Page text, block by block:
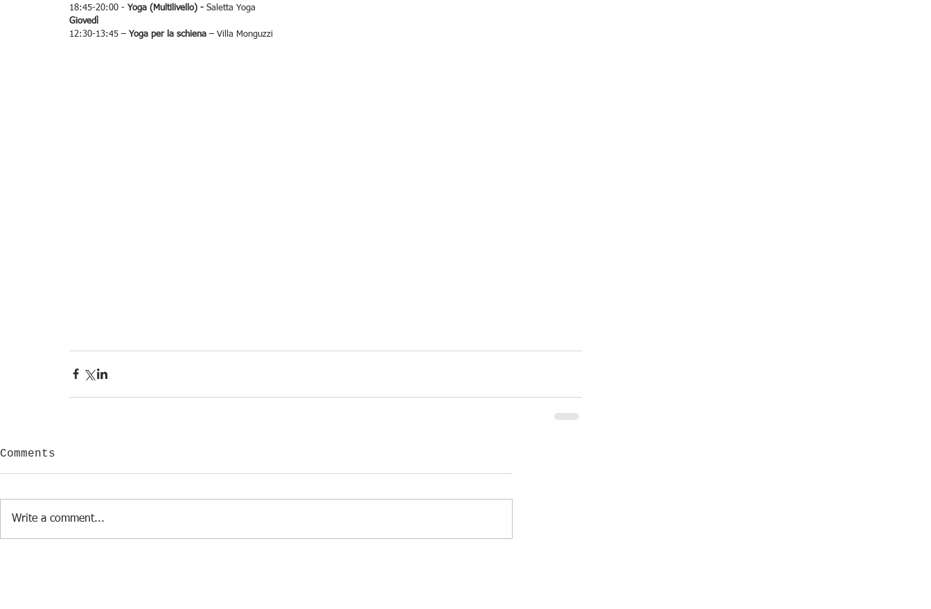
18:45-20:00 - Yoga (Multilivello) - Saletta Yoga
Giovedì
12:30-13:45 – Yoga per la schiena – Villa Monguzzi
Comments
Write a comment...